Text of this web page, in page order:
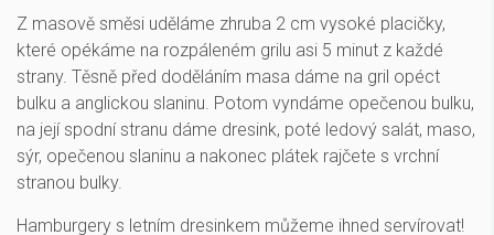
Z masově směsi uděláme zhruba 2 cm vysoké placičky,
které opékáme na rozpáleném grilu asi 5 minut z každé
strany. Těsně před doděláním masa dáme na gril opéct
bulku a anglickou slaninu. Potom vyndáme opečenou bulku,
na její spodní stranu dáme dresink, poté ledový salát, maso,
sýr, opečenou slaninu a nakonec plátek rajčete s vrchní
stranou bulky.
Hamburgery s letním dresinkem můžeme ihned servírovat!